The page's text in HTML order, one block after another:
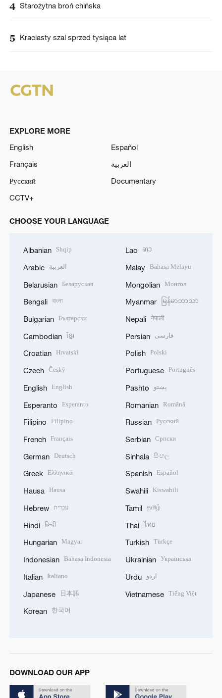
4 Starożytna broń chińska
5 Kraciasty szal sprzed tysiąca lat
EXPLORE MORE
English
Español
Français
العربية
Русский
Documentary
CCTV+
CHOOSE YOUR LANGUAGE
Albanian Shqip
Arabic العربية
Belarusian Беларуская
Bengali বাংলা
Bulgarian Български
Cambodian ខ្មែរ
Croatian Hrvatski
Czech Český
English English
Esperanto Esperanto
Filipino Filipino
French Français
German Deutsch
Greek Ελληνικά
Hausa Hausa
Hebrew עברית
Hindi हिन्दी
Hungarian Magyar
Indonesian Bahasa Indonesia
Italian Italiano
Japanese 日本語
Korean 한국어
Lao ລາວ
Malay Bahasa Melayu
Mongolian Монгол
Myanmar မြန်မာဘာသာ
Nepali नेपाली
Persian فارسی
Polish Polski
Portuguese Português
Pashto پښتو
Romanian Română
Russian Русский
Serbian Српски
Sinhala සිංහල
Spanish Español
Swahili Kiswahili
Tamil தமிழ்
Thai ไทย
Turkish Türkçe
Ukrainian Українська
Urdu اردو
Vietnamese Tiếng Việt
DOWNLOAD OUR APP